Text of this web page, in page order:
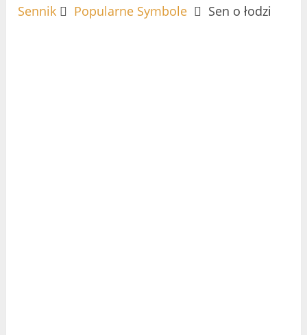
Sennik Popularne Symbole Sen o łodzi